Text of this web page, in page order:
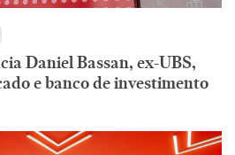
Daniel Bassan, ex-UBS,
e banco de investimento